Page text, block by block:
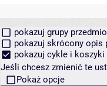
pokazuj grupy
pokazuj skrócony opis
pokazuj cykle i
Jeśli chcesz zmienić te
Pokaż opcje